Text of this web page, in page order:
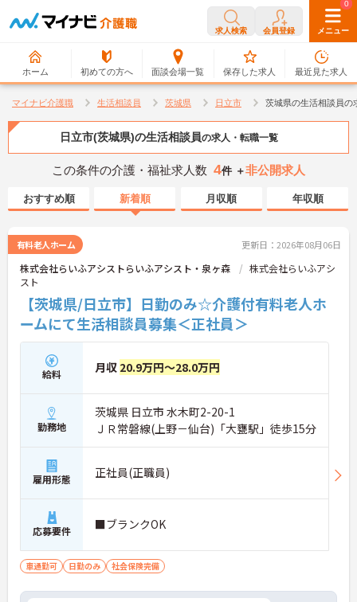
求人検索 会員登録 メニュー
ホーム 初めての方へ 面談会場一覧
0
保存した求人
0
最近見た求人
マイナビ介護職 生活相談員 茨城県 日立市 茨城県の生活相談員の
日立市(茨城県)の生活相談員の求人・転職一覧
この条件の介護・福祉求人数 4件 ＋非公開求人
おすすめ順 新着順 月収順 年収順
有料老人ホーム 更新日：2026年08月06日
株式会社らいふアシストらいふアシスト・泉ヶ森
株式会社らいふアシ
スト
【茨城県/日立市】日勤のみ☆介護付有料老人ホ
ームにて生活相談員募集＜正社員＞
給料 月収 20.9万円～28.0万円
勤務地
茨城県 日立市 水木町2-20-1
ＪＲ常磐線(上野－仙台)「大甕駅」徒歩15分
雇用形態 正社員(正職員)
応募要件 ■ブランクOK
車通勤可 日勤のみ 社会保険完備